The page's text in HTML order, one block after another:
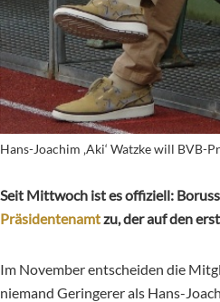
Hans-Joachim ‚Aki‘ Watzke will
Seit Mittwoch ist es offiziell:
Präsidentenamtzu, der auf den
Im November entscheiden die
niemand Geringerer als Hans-